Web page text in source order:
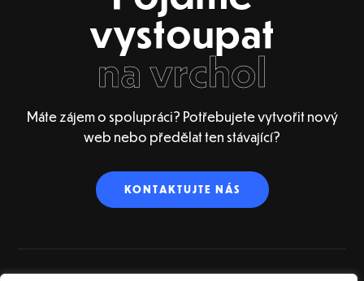
vystoupat
na vrchol
Máte zájem o spolupráci? Potřebujete vytvořit nový
web nebo předělat ten stávající?
KONTAKTUJTE NÁS